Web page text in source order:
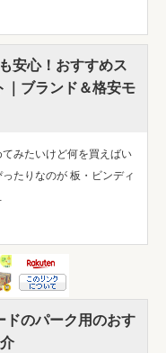
安心！おすすめス
｜ブランド＆格安モ
てみたいけど何を買えばい
たりなのが 板・ビンディ
ドのパーク用のおす